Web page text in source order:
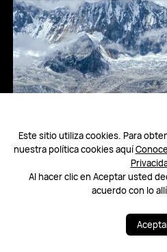
Este sitio utiliza cookies. Para
nuestra política cookies aquí
Al hacer clic en Aceptar usted
acuerdo con lo